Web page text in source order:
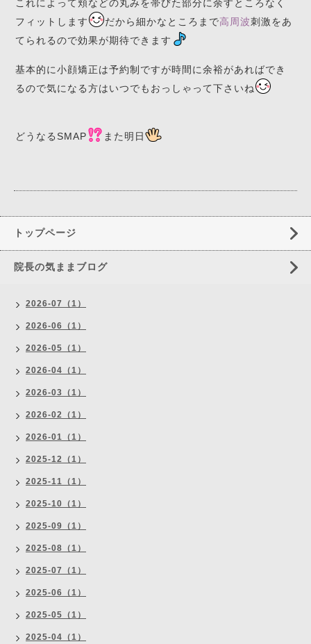
これによって頬などの丸みを帯びた部分に余すところなく
フィットします
だから細かなところまで高周波刺激をあ
てられるので効果が期待できます
基本的に小顔矯正は予約制ですが時間に余裕があればでき
るので気になる方はいつでもおっしゃって下さいね
どうなるSMAP また明日
トップページ
院長の気ままブログ
2026-07（1）
2026-06（1）
2026-05（1）
2026-04（1）
2026-03（1）
2026-02（1）
2026-01（1）
2025-12（1）
2025-11（1）
2025-10（1）
2025-09（1）
2025-08（1）
2025-07（1）
2025-06（1）
2025-05（1）
2025-04（1）